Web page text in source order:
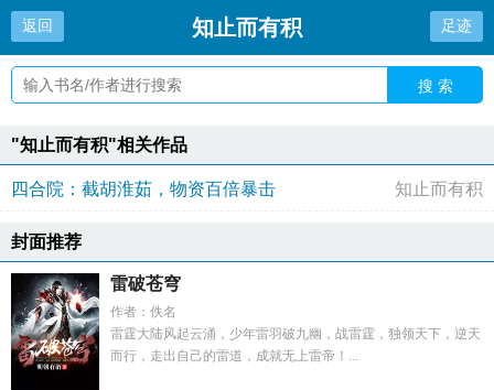
返回 知止而有积 足迹
搜 索
"知止而有积"相关作品
四合院：截胡淮茹，物资百倍暴击 知止而有积
封面推荐
雷破苍穹
作者：佚名
雷霆大陆风起云涌，少年雷羽破九幽，战雷霆，独领天下，逆天
而行，走出自己的雷道，成就无上雷帝！...